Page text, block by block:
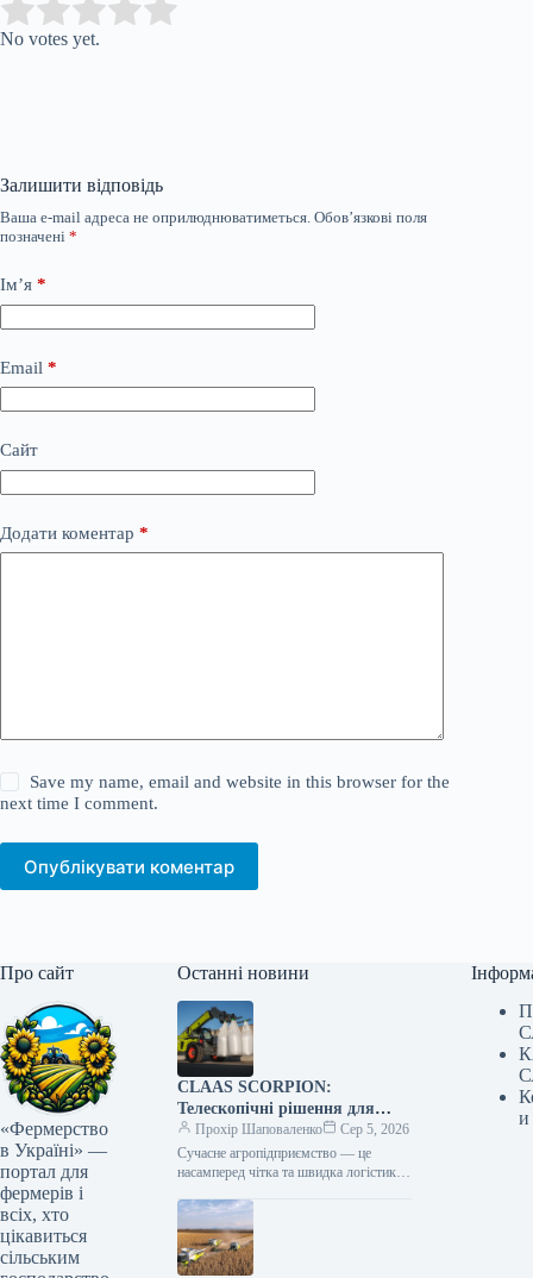
Rate this item:
No votes yet.
Залишити відповідь
Ваша e-mail адреса не оприлюднюватиметься. Обов’язкові поля
позначені *
Ім’я *
Email *
Сайт
Додати коментар *
Save my name, email and website in this browser for the
next time I comment.
Опублікувати коментар
Про сайт
«Фермерство
в Україні» —
портал для
фермерів і
всіх, хто
цікавиться
сільським
Останні новини
CLAAS SCORPION:
Телескопічні рішення для
ефективного агрологістичного
менеджменту
Прохір Шаповаленко
Сер 5, 2026
Сучасне агропідприємство — це
насамперед чітка та швидка логістика.
тисяч тонн зерна, робота з
біогазовими…
и